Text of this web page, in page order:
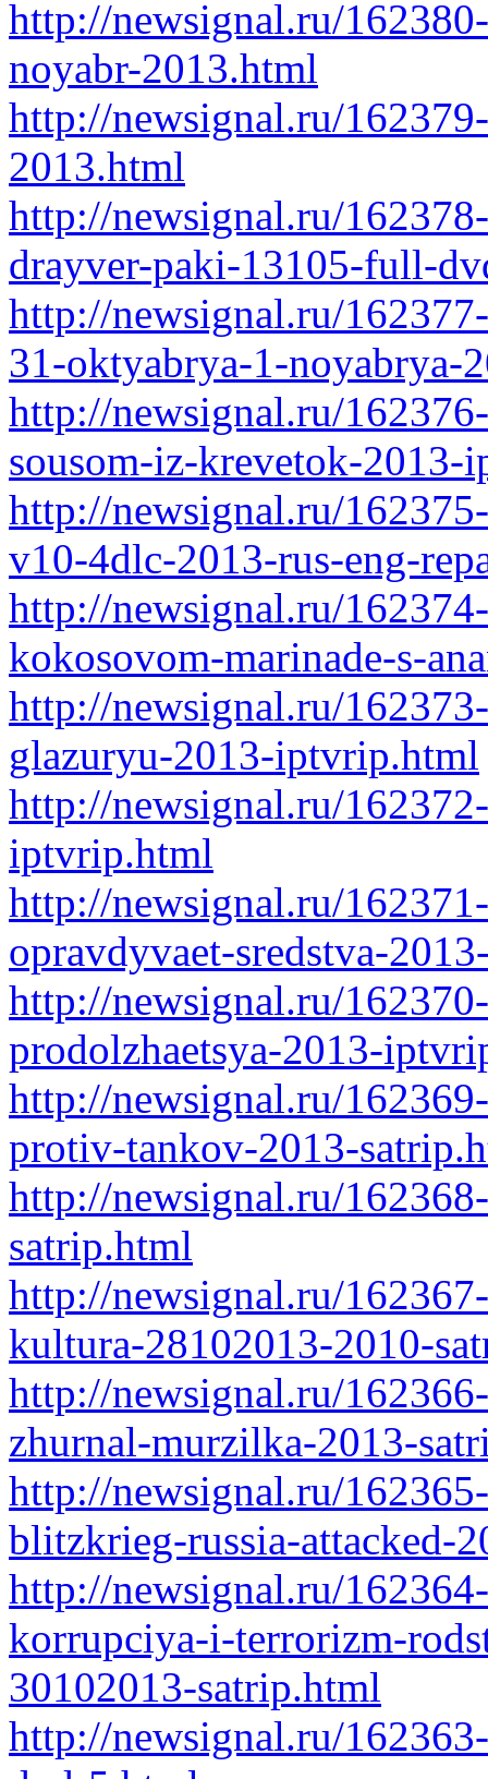
http://newsignal.ru/
noyabr-2013.html
http://newsignal.ru/
2013.html
http://newsignal.ru/
drayver-paki-13105-full-
http://newsignal.ru/
31-oktyabrya-1-noyabrya-
http://newsignal.ru/
sousom-iz-krevetok-2013-
http://newsignal.ru/
v10-4dlc-2013-rus-eng-
http://newsignal.ru/
kokosovom-marinade-s-
http://newsignal.ru/
glazuryu-2013-iptvrip.html
http://newsignal.ru/
iptvrip.html
http://newsignal.ru/
opravdyvaet-sredstva-
http://newsignal.ru/
prodolzhaetsya-2013-
http://newsignal.ru/
protiv-tankov-2013-
http://newsignal.ru/
satrip.html
http://newsignal.ru/
kultura-28102013-2010-
http://newsignal.ru/
zhurnal-murzilka-2013-
http://newsignal.ru/
blitzkrieg-russia-attacked-
http://newsignal.ru/
korrupciya-i-terrorizm-
30102013-satrip.html
http://newsignal.ru/